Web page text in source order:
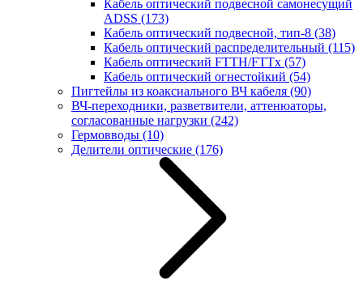
Кабель оптический подвесной самонесущий
ADSS (173)
Кабель оптический подвесной, тип-8 (38)
Кабель оптический распределительный (115)
Кабель оптический FTTH/FTTx (57)
Кабель оптический огнестойкий (54)
Пигтейлы из коаксиального ВЧ кабеля (90)
ВЧ-переходники, разветвители, аттенюаторы,
согласованные нагрузки (242)
Гермовводы (10)
Делители оптические (176)